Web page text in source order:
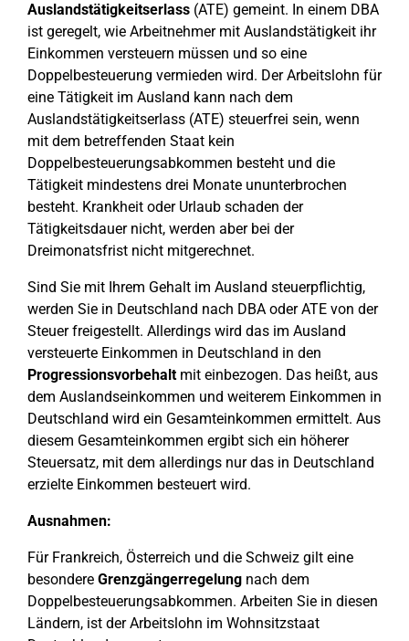
Auslandstätigkeitserlass (ATE) gemeint. In einem DBA
ist geregelt, wie Arbeitnehmer mit Auslandstätigkeit ihr
Einkommen versteuern müssen und so eine
Doppelbesteuerung vermieden wird. Der Arbeitslohn für
eine Tätigkeit im Ausland kann nach dem
Auslandstätigkeitserlass (ATE) steuerfrei sein, wenn
mit dem betreffenden Staat kein
Doppelbesteuerungsabkommen besteht und die
Tätigkeit mindestens drei Monate ununterbrochen
besteht. Krankheit oder Urlaub schaden der
Tätigkeitsdauer nicht, werden aber bei der
Dreimonatsfrist nicht mitgerechnet.
Sind Sie mit Ihrem Gehalt im Ausland steuerpflichtig,
werden Sie in Deutschland nach DBA oder ATE von der
Steuer freigestellt. Allerdings wird das im Ausland
versteuerte Einkommen in Deutschland in den
Progressionsvorbehaltmit einbezogen. Das heißt, aus
dem Auslandseinkommen und weiterem Einkommen in
Deutschland wird ein Gesamteinkommen ermittelt. Aus
diesem Gesamteinkommen ergibt sich ein höherer
Steuersatz, mit dem allerdings nur das in Deutschland
erzielte Einkommen besteuert wird.
Ausnahmen:
Für Frankreich, Österreich und die Schweiz gilt eine
besondere Grenzgängerregelung nach dem
Doppelbesteuerungsabkommen. Arbeiten Sie in diesen
Ländern, ist der Arbeitslohn im Wohnsitzstaat